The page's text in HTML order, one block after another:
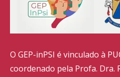
O GEP-inPSI é vinculado à
coordenado pela Profa. Dra.